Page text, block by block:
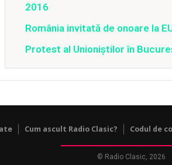
2016
România invitată de onoare la
Protest al Unioniștilor în
Cum ascult Radio Clasic? Codul de
© Radio Clasic, 2026